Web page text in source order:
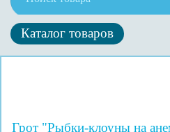
Каталог товаров
Грот "Рыбки-клоуны на